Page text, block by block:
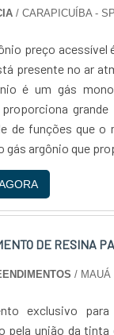
/ CARAPICUÍBA - SP
preço
presente no ar
é um gás
de funções que o
gás argônio que
DE RESINA
/ MAUÁ
exclusivo
pela união da tinta